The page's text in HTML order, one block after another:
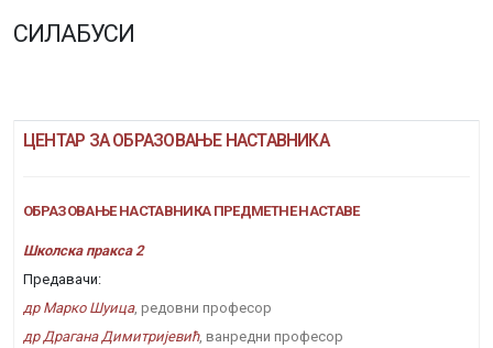
СИЛАБУСИ
ЦЕНТАР ЗА ОБРАЗОВАЊЕ НАСТАВНИКА
ОБРАЗОВАЊЕ НАСТАВНИКА ПРЕДМЕТНЕ НАСТАВЕ
Школска пракса 2
Предавачи:
др Марко Шуица, редовни професор
др Драгана Димитријевић, ванредни професор